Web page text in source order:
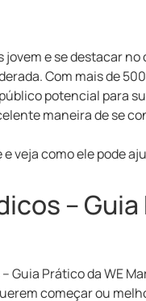
e se destacar no
Com mais de
potencial para
maneira de se
veja como ele pode
–
Guia Prático da WE
começar ou